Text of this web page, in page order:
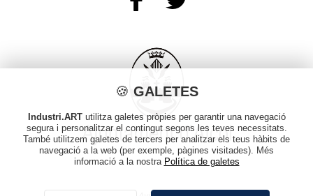
🍪 GALETES
Industri.ARTutilitza galetes pròpies per garantir una navegació
segura i personalitzar el contingut segons les teves necessitats.
També utilitzem galetes de tercers per analitzar els teus hàbits de
navegació a la web (per exemple, pàgines visitades). Més
informació a la nostra Política de galetes